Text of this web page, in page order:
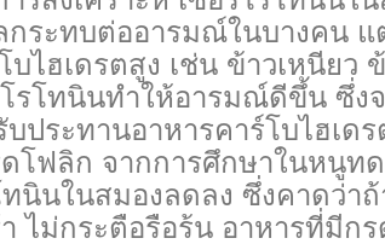
กระทบต่ออารมณ์ในบางคน
บไฮเดรตสูง เช่น ข้าวเหนียว
โรโทนินทำให้อารมณ์ดีขึ้น ซึ่ง
บประทานอาหารคาร์โบไฮเด
โฟลิก จากการศึกษาในหนูท
ทนินในสมองลดลง ซึ่งคาดว่า
ไม่กระตือรือร้น อาหารที่มีก